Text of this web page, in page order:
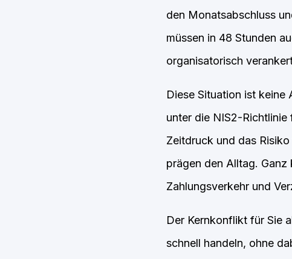
den Monatsabschluss
müssen in 48 Stunden
organisatorisch
Diese Situation ist keine
unter die NIS2-Richtlinie
Zeitdruck und das
prägen den Alltag.
Zahlungsverkehr und
Der Kernkonflikt für Sie
schnell handeln, ohne